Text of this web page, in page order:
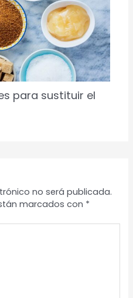
para sustituir el
no será publicada.
marcados con *